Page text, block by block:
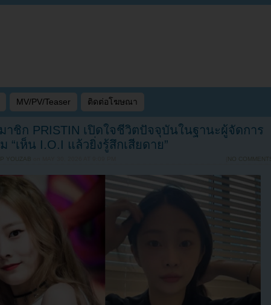
MV/PV/Teaser ติดต่อโฆษณา
าชิก PRISTIN เปิดใจชีวิตปัจจุบันในฐานะผู้จัดการ
“เห็น I.O.I แล้วยิ่งรู้สึกเสียดาย”
YOUZAB NO COMMENTS